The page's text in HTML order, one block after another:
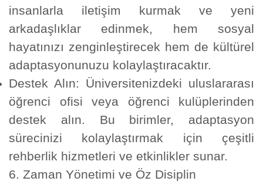
insanlarla iletişim kurmak ve yeni
arkadaşlıklar edinmek, hem sosyal
hayatınızı zenginleştirecek hem de kültürel
adaptasyonunuzu kolaylaştıracaktır.
Destek Alın: Üniversitenizdeki uluslararası
öğrenci ofisi veya öğrenci kulüplerinden
destek alın. Bu birimler, adaptasyon
sürecinizi kolaylaştırmak için çeşitli
rehberlik hizmetleri ve etkinlikler sunar.
6. Zaman Yönetimi ve Öz Disiplin